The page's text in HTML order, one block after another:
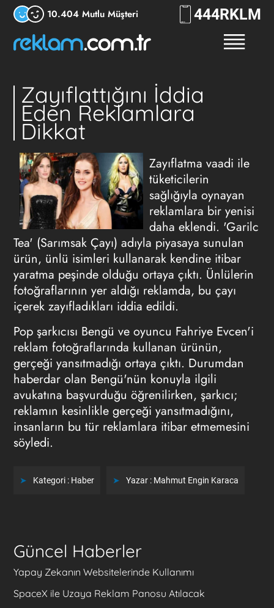
10.404 Mutlu Müşteri 444RKLM
Zayıflattığını İddia
Eden Reklamlara
Dikkat
Zayıflatma vaadi ile
tüketicilerin
sağlığıyla oynayan
reklamlara bir yenisi
daha eklendi. 'Garilc
Tea' (Sarımsak Çayı) adıyla piyasaya sunulan
ürün, ünlü isimleri kullanarak kendine itibar
yaratma peşinde olduğu ortaya çıktı. Ünlülerin
fotoğraflarının yer aldığı reklamda, bu çayı
içerek zayıfladıkları iddia edildi.
Pop şarkıcısı Bengü ve oyuncu Fahriye Evcen'i
reklam fotoğraflarında kullanan ürünün,
gerçeği yansıtmadığı ortaya çıktı. Durumdan
haberdar olan Bengü'nün konuyla ilgili
avukatına başvurduğu öğrenilirken, şarkıcı;
reklamın kesinlikle gerçeği yansıtmadığını,
insanların bu tür reklamlara itibar etmemesini
söyledi.
Kategori : Haber Yazar : Mahmut Engin Karaca
Güncel Haberler
Yapay Zekanın Websitelerinde Kullanımı
SpaceX ile Uzaya Reklam Panosu Atılacak